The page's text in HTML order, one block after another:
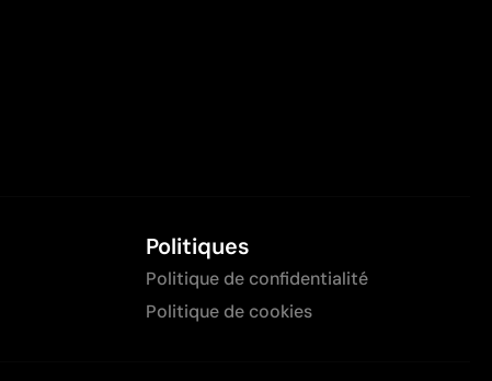
Politiques
Politique de confidentialité
Politique de cookies